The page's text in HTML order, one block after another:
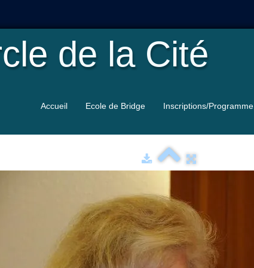
de la Cité
Accueil Ecole de Bridge Inscriptions/Programme